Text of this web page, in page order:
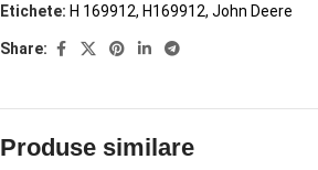
Etichete: H 169912, H169912, John Deere
Share:
Produse similare